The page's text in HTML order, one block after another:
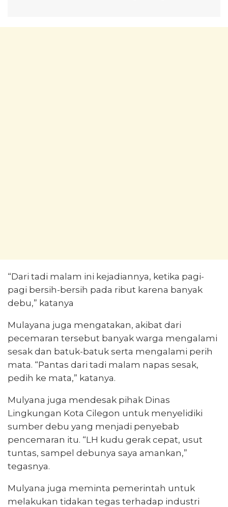
“Dari tadi malam ini kejadiannya, ketika pagi-
pagi bersih-bersih pada ribut karena banyak
debu,” katanya
Mulayana juga mengatakan, akibat dari
pecemaran tersebut banyak warga mengalami
sesak dan batuk-batuk serta mengalami perih
mata. “Pantas dari tadi malam napas sesak,
pedih ke mata,” katanya.
Mulyana juga mendesak pihak Dinas
Lingkungan Kota Cilegon untuk menyelidiki
sumber debu yang menjadi penyebab
pencemaran itu. “LH kudu gerak cepat, usut
tuntas, sampel debunya saya amankan,”
tegasnya.
Mulyana juga meminta pemerintah untuk
melakukan tidakan tegas terhadap industri